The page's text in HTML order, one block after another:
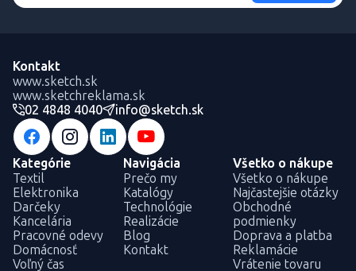
Kontakt
www.sketch.sk
www.sketchreklama.sk
02 4848 4040
info@sketch.sk
Kategórie
Textil
Elektronika
Darčeky
Kancelária
Pracovné odevy
Domácnosť
Voľný čas
Navigácia
Prečo my
Katalógy
Technológie
Realizácie
Blog
Kontakt
Všetko o nákupe
Všetko o nákupe
Najčastejšie otázky
Obchodné
podmienky
Doprava a platba
Reklamácie
Vrátenie tovaru